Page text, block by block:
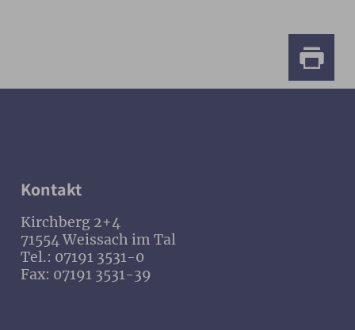
Kontakt
Kirchberg 2+4
71554 Weissach im Tal
Tel.: 07191 3531-0
Fax: 07191 3531-39